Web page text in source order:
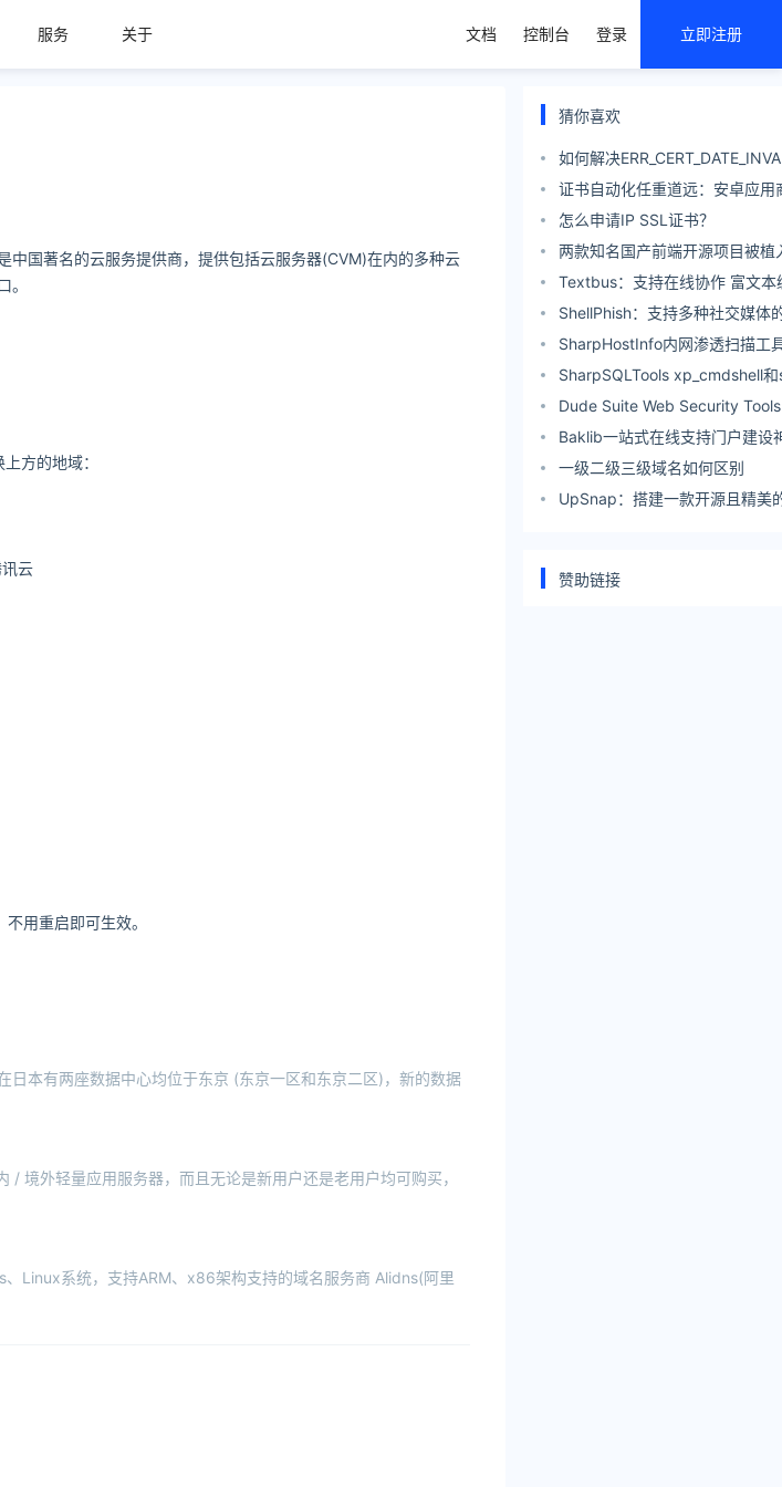
服务 关于 文档 控制台 登录 立即注册
国著名的云服务提供商，提供包括云服务器(CVM)在内的多种云
方的地域：
云
用重启即可生效。
本有两座数据中心均位于东京 (东京一区和东京二区)，新的数据
境外轻量应用服务器，而且无论是新用户还是老用户均可购买，
Linux系统，支持ARM、x86架构支持的域名服务商 Alidns(阿里
猜你喜欢
如何解决
证书自动化任重道远：安卓应用
证书过期 已签发新证书但轮换
怎么申请IP SSL证书？
两款知名国产前端开源项目被植
Textbus：支持在线协作 富文本
ShellPhish：支持多种社交媒体
具
SharpHostInfo内网渗透扫描工
SharpSQLTools xp_cmdshell
双回显
Dude Suite Web Security
Web渗透测试工具集
Baklib一站式在线支持门户建设
一级二级三级域名如何区别
UpSnap：搭建一款开源且精美
赞助链接